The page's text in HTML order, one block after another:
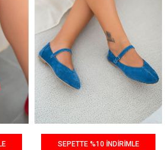
SEPETTE %10 İNDİRİMLE